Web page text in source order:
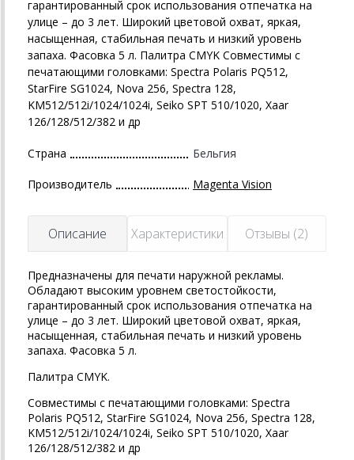
гарантированный срок использования отпечатка на
улице – до 3 лет. Широкий цветовой охват, яркая,
насыщенная, стабильная печать и низкий уровень
запаха. Фасовка 5 л. Палитра CMYK Совместимы с
печатающими головками: Spectra Polaris PQ512,
StarFire SG1024, Nova 256, Spectra 128,
KM512/512i/1024/1024i, Seiko SPT 510/1020, Xaar
126/128/512/382 и др
Страна Бельгия
Производитель Magenta Vision
Описание Характеристики Отзывы (2)
Предназначены для печати наружной рекламы.
Обладают высоким уровнем светостойкости,
гарантированный срок использования отпечатка на
улице – до 3 лет. Широкий цветовой охват, яркая,
насыщенная, стабильная печать и низкий уровень
запаха. Фасовка 5 л.
Палитра CMYK.
Совместимы с печатающими головками: Spectra
Polaris PQ512, StarFire SG1024, Nova 256, Spectra 128,
KM512/512i/1024/1024i, Seiko SPT 510/1020, Xaar
126/128/512/382 и др